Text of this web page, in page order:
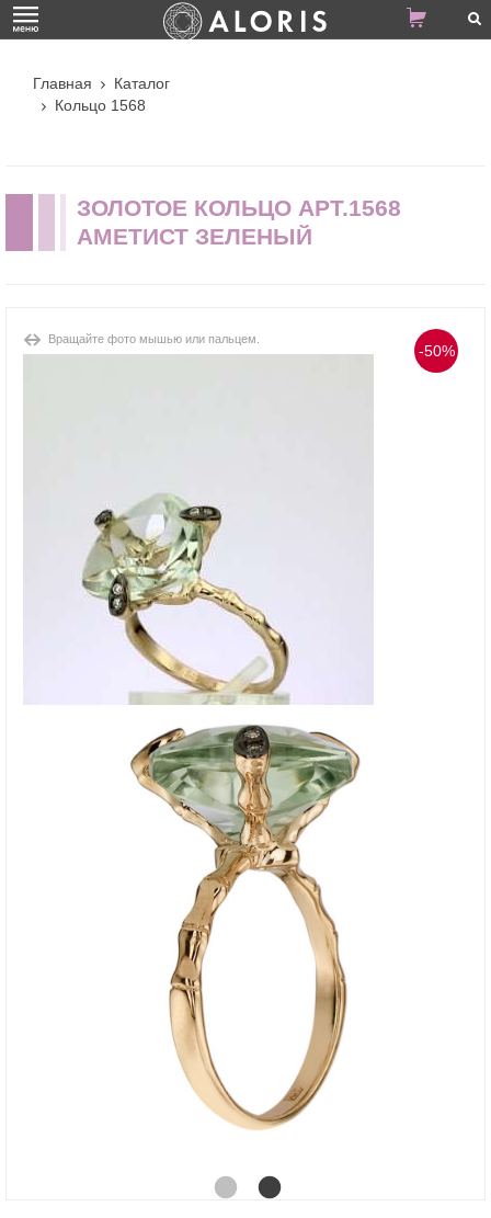
Главная
Каталог
Кольцо 1568
ЗОЛОТОЕ КОЛЬЦО АРТ.1568
АМЕТИСТ ЗЕЛЕНЫЙ
-50%
Вращайте фото мышью или пальцем.